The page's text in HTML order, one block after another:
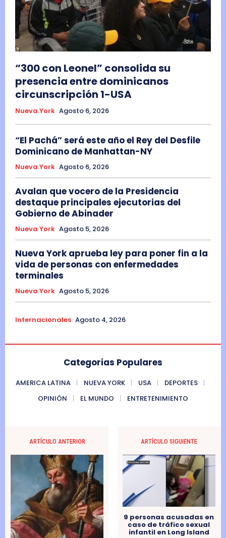
“300 con Leonel” consolida su
presencia entre dominicanos
circunscripción 1-USA
Nueva York Agosto 6, 2026
“El Pachá” será este año el Rey del Desfile
Dominicano de Manhattan-NY
Nueva York Agosto 6, 2026
Avalan que vocero de la Presidencia
destaque principales ejecutorias del
Gobierno de Abinader
Nueva York Agosto 5, 2026
Nueva York aprueba ley para poner fin a la
vida de personas con enfermedades
terminales
Nueva York Agosto 5, 2026
Internacionales Agosto 4, 2026
Categorias Populares
AMERICA LATINA NUEVA YORK USA
DEPORTES
OPINIÓN
EL MUNDO ENTRETENIMIENTO
ARTÍCULO ANTERIOR ARTÍCULO SIGUIENTE
9 personas acusadas en
caso de tráfico sexual
infantil en Long Island